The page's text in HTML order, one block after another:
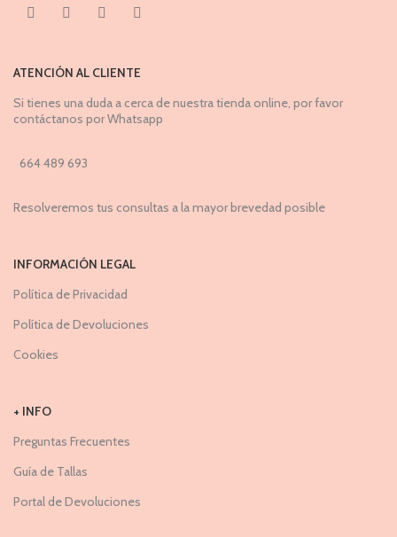
ATENCIÓN AL CLIENTE
Si tienes una duda a cerca de nuestra tienda online, por favor
contáctanos por Whatsapp
664 489 693
Resolveremos tus consultas a la mayor brevedad posible
INFORMACIÓN LEGAL
Política de Privacidad
Política de Devoluciones
Cookies
+ INFO
Preguntas Frecuentes
Guía de Tallas
Portal de Devoluciones